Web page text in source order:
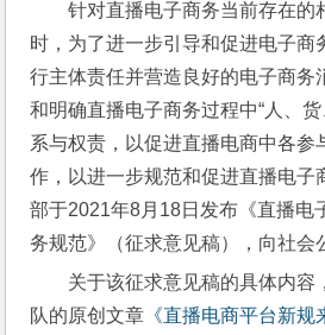
针对直播电子商务当前存在的
时，为了进一步引导和促进电子商
行主体责任并营造良好的电子商务
和明确直播电子商务过程中“人、
系与权责，以促进直播电商中各参
作，以进一步规范和促进直播电子
部于2021年8月18日发布《直播电
务规范》（征求意见稿），向社会
关于该征求意见稿的具体内容
队的原创文章 《直播电商平台新规